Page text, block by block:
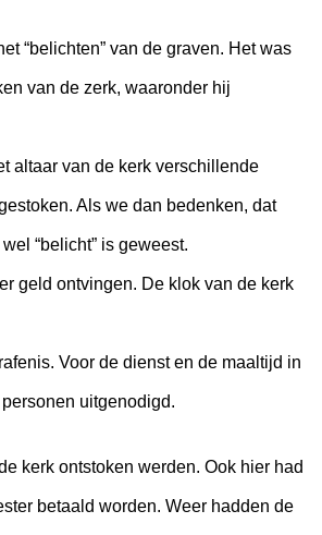
“belichten” van de graven. Het was
van de zerk, waaronder hij
altaar van de kerk verschillende
Als we dan bedenken, dat
“belicht” is geweest.
geld ontvingen. De klok van de kerk
Voor de dienst en de maaltijd in
uitgenodigd.
kerk ontstoken werden. Ook hier had
betaald worden. Weer hadden de